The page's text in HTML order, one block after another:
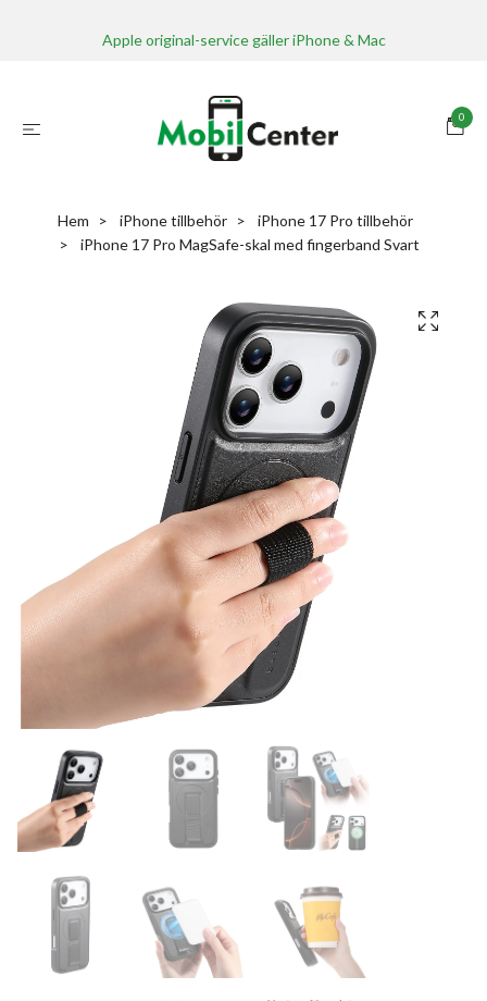
Apple original-service gäller iPhone & Mac
0
Hem iPhone tillbehör
iPhone 17 Pro tillbehör
iPhone 17 Pro MagSafe-skal med fingerband Svart